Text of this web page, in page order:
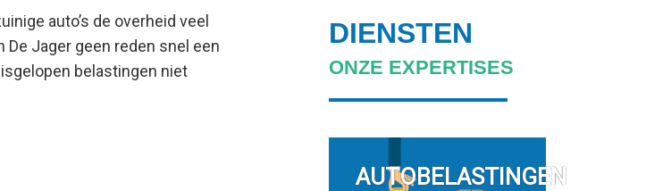
auto’s de overheid veel
Jager geen reden snel een
belastingen niet
DIENSTEN
ONZE EXPERTISES
AUTOBELASTINGEN